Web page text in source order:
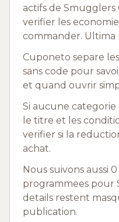
actifs de Smugglers
verifier les
commander. Ultima
Cuponeto separe
sans code pour
et quand ouvrir
Si aucune categorie
le titre et les
verifier si la
achat.
Nous suivons aussi
programmees pour
details restent
publication.